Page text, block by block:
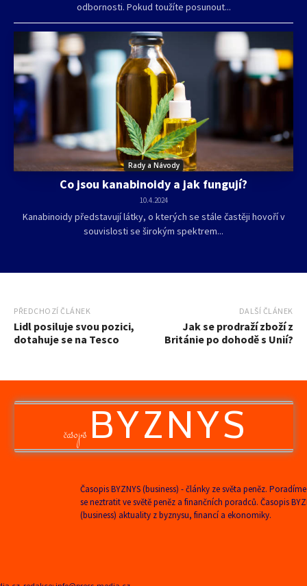
odbornosti. Pokud toužíte posunout...
Rady a Návody
Co jsou kanabinoidy a jak fungují?
10.4.2024
Kanabinoidy představují látky, o kterých se stále častěji hovoří v
souvislosti se širokým spektrem...
PŘEDCHOZÍ ČLÁNEK
Lidl posiluje svou pozici,
dotahuje se na Tesco
DALŠÍ ČLÁNEK
Jak se prodraží zboží z
Británie po dohodě s Unií?
časopisBYZNYS
Časopis BYZNYS (business) - články ze světa peněz.
se neztratit ve světě peněz a finančních poradců. Časopis
(business) aktuality z byznysu, financí a ekonomiky.